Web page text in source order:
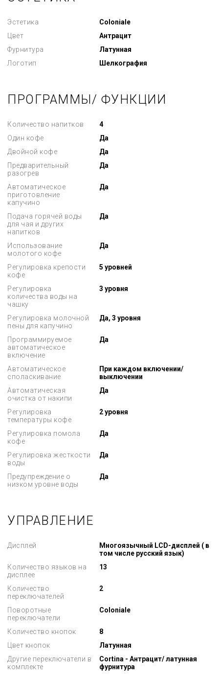
Эстетика
Coloniale
Цвет
Антрацит
Фурнитура
Латунная
Логотип
Шелкография
ПРОГРАММЫ/ ФУНКЦИИ
Количество напитков
4
Один кофе
Да
Двойной кофе
Да
Предварительный
разогрев
Да
Автоматическое
приготовление
капучино
Да
Подача горячей воды
для чая и других
напитков
Да
Использование
молотого кофе
Да
Регулировка крепости
кофе
5 уровней
Регулировка
количества воды на
чашку
3 уровня
Регулировка молочной
пены для капучино
Да, 3 уровня
Программируемое
автоматическое
включение
Да
Автоматическое
споласкивание
При каждом включении/
выключении
Автоматическая
очистка от накипи
Да
Регулировка
температуры кофе
2 уровня
Регулировка помола
кофе
Да
Регулировка жесткости
воды
Да
Предупреждение о
низком уровне воды
Да
УПРАВЛЕНИЕ
Дисплей
Многоязычный LCD-дисплей ( в
том числе русский язык)
Количество языков на
дисплее
13
Количество
переключателей
2
Поворотные
переключатели
Coloniale
Количество кнопок
8
Цвет кнопок
Латунная
Другие переключатели в
комплекте
Cortina - Антрацит/ латунная
фурнитура